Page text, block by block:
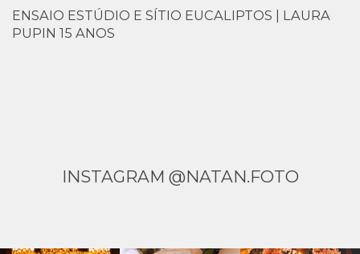
ENSAIO ESTÚDIO E SÍTIO EUCALIPTOS | LAURA
PUPIN 15 ANOS
INSTAGRAM @NATAN.FOTO